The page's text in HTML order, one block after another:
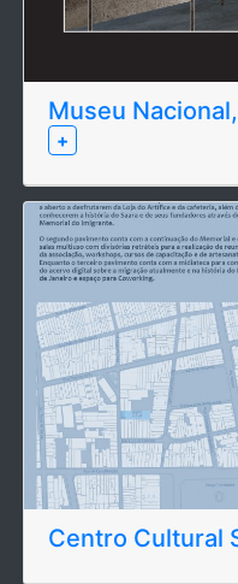
Museu
+
Centro Cultural